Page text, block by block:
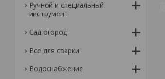
Ручной и специальный
инструмент
Сад огород
Все для сварки
Водоснабжение